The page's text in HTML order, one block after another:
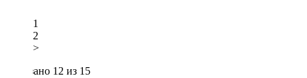
1
2
>
Показано 12 из 15